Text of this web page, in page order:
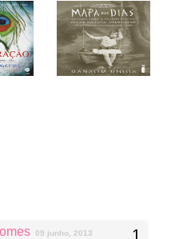
09 junho, 2013